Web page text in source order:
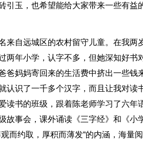
引玉，也希望能给大家带来一些有益
来自远城区的农村留守儿童。在我两
两年小学，认字不多，但她深知好书
爸妈妈寄回来的生活费中挤出一些钱
认识了一千多个汉字，而且让我对读
读书的班级，跟着陈老师学习了六年
故事会，课外诵读《三字经》和《小
而约取，厚积而薄发“的内涵，海量